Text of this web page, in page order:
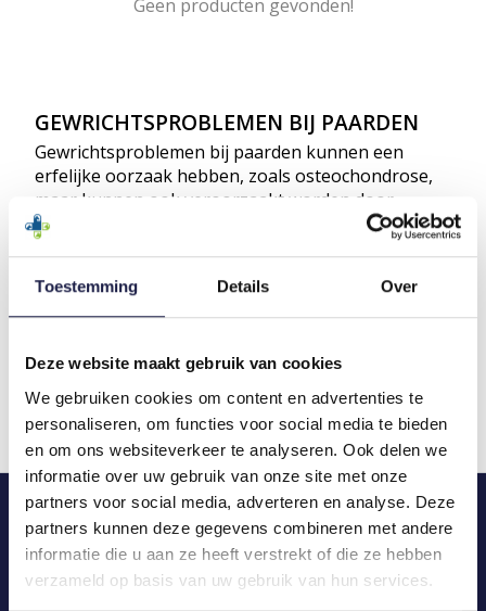
Toestemming Details Over
Deze website maakt gebruik van cookies
We gebruiken cookies om content en advertenties te
personaliseren, om functies voor social media te bieden
en om ons websiteverkeer te analyseren. Ook delen we
informatie over uw gebruik van onze site met onze
partners voor social media, adverteren en analyse. Deze
partners kunnen deze gegevens combineren met andere
informatie die u aan ze heeft verstrekt of die ze hebben
verzameld op basis van uw gebruik van hun services.
Geen producten gevonden!
GEWRICHTSPROBLEMEN BIJ PAARDEN
Gewrichtsproblemen bij paarden kunnen een
erfelijke oorzaak hebben, zoals osteochondrose,
maar kunnen ook veroorzaakt worden door
overbelasting van de gewrichten. Gewrichtsslijtage,
oftewel artrose, komt bij zowel oudere als jonge
doeleinden worden ingezet waarbij de gewrichten
stevig belast worden. Wanneer uw paard last heeft
behandelingen mogelijk, overleg van tevoren altijd
met uw dierenarts.